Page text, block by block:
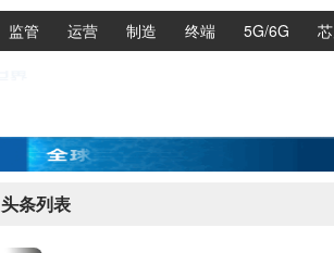
监管 运营 制造 终端 5G/6G
头条列表